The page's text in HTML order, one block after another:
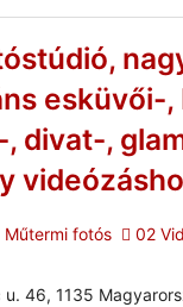
esküvői-,
divat-,
Műtermi fotós 02
u. 46, 1135